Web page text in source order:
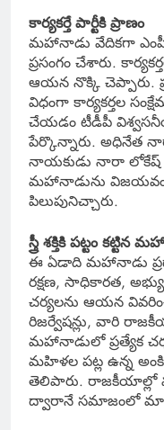
కార్యకర్తే పార్టీకి ప్రాణం
మహానాడు వేదికగా ఎంపీ
ప్రసంగం చేశారు.
ఆయన నొక్కి చెప్పారు.
విధంగా కార్యకర్తల
చేయడం టీడీపీ
పేర్కొన్నారు. అధినేత
నాయకుడు నారా లోకేష్
మహానాడును
పిలుపునిచ్చారు.
స్త్రీ శక్తికి పట్టం కట్టిన
ఈ ఏడాది మహానాడు
రక్షణ, సాధికారత,
చర్యలను ఆయన
రిజర్వేషన్లు, వారి
మహానాడులో ప్రత్యేక
మహిళల పట్ల ఉన్న
తెలిపారు. రాజకీయాల్లో
ద్వారానే సమాజంలో